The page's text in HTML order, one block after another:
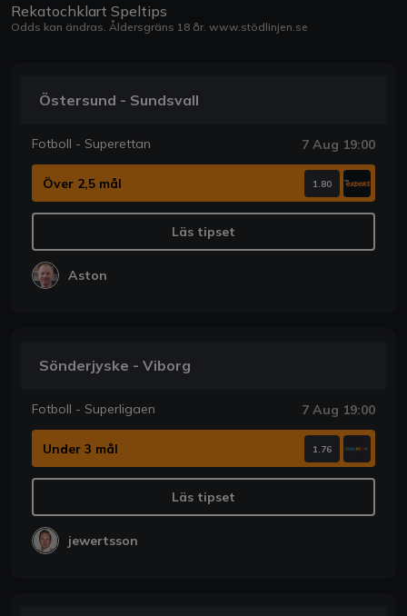
Rekatochklart Speltips
Odds kan ändras. Åldersgräns 18 år. www.stödlinjen.se
Östersund - Sundsvall
Fotboll - Superettan 7 Aug 19:00
Över 2,5 mål 1.80
Läs tipset
Aston
Sönderjyske - Viborg
Fotboll - Superligaen 7 Aug 19:00
Under 3 mål 1.76
Läs tipset
jewertsson